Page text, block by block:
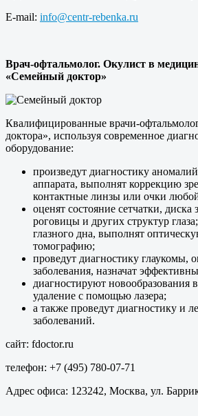
E-mail: info@centr-rebenka.ru
Врач-офтальмолог. Окулист в
«Семейный доктор»
Квалифицированные врачи-
доктора», используя современное
оборудование:
произведут диагностику
аппарата, выполнят коррекцию
контактные линзы или очки
оценят состояние сетчатки, диска
роговицы и других структур
глазного дна, выполнят
томографию;
проведут диагностику глаукомы,
заболевания, назначат
диагностируют новообразования
удаление с помощью лазера;
а также проведут диагностику и
заболеваний.
сайт: fdoctor.ru
телефон: +7 (495) 780-07-71
Адрес офиса: 123242, Москва, ул.